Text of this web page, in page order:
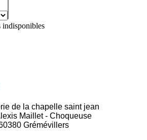
indisponibles
de la chapelle saint jean
s Maillet - Choqueuse
Grémévillers